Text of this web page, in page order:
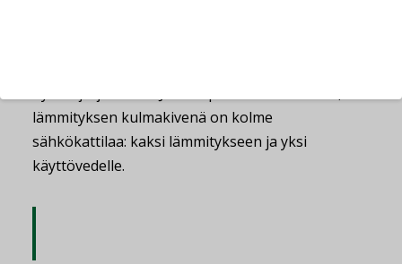
lämmityksen kulmakivenä on kolme
sähkökattilaa: kaksi lämmitykseen ja yksi
käyttövedelle.